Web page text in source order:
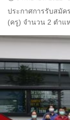
ประกาศการรับสมัค
(ครู) จำนวน 2 ตำแ